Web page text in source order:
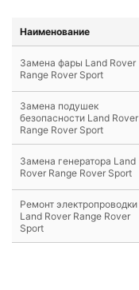
Наименование
Замена фары Land Rover
Range Rover Sport
Замена подушек
безопасности Land Rover
Range Rover Sport
Замена генератора Land
Rover Range Rover Sport
Ремонт электропроводки
Land Rover Range Rover
Sport